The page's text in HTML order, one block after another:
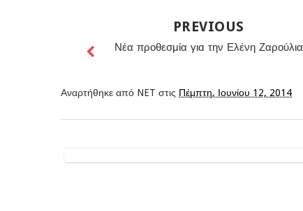
PREVIOUS
Νέα προθεσμία για την Ελένη Ζαρούλια
Αναρτήθηκε από NET στις Πέμπτη, Ιουνίου 12, 2014